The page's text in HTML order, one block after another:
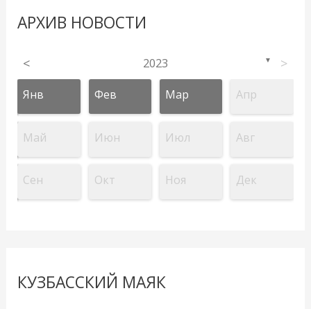
АРХИВ НОВОСТИ
< 2023 ▼ >
Янв Фев Мар Апр
Май Июн Июл Авг
Сен Окт Ноя Дек
КУЗБАССКИЙ МАЯК